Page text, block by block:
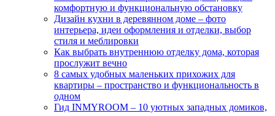
комфортную и функциональную обстановку
Дизайн кухни в деревянном доме – фото
интерьера, идеи оформления и отделки, выбор
стиля и меблировки
Как выбрать внутреннюю отделку дома, которая
прослужит вечно
8 самых удобных маленьких прихожих для
квартиры – пространство и функциональность в
одном
Гид INMYROOM – 10 уютных западных домиков,